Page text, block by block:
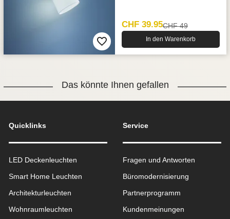
CHF 39.95CHF 49
In den Warenkorb
Das könnte Ihnen gefallen
Quicklinks
LED Deckenleuchten
Smart Home Leuchten
Architekturleuchten
Wohnraum­leuchten
Service
Fragen und Antworten
Büromodernisierung
Partnerprogramm
Kundenmeinungen